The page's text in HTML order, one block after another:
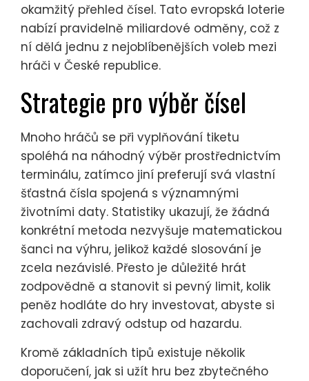
okamžitý přehled čísel. Tato evropská loterie
nabízí pravidelně miliardové odměny, což z
ní dělá jednu z nejoblíbenějších voleb mezi
hráči v České republice.
Strategie pro výběr čísel
Mnoho hráčů se při vyplňování tiketu
spoléhá na náhodný výběr prostřednictvím
terminálu, zatímco jiní preferují svá vlastní
šťastná čísla spojená s významnými
životními daty. Statistiky ukazují, že žádná
konkrétní metoda nezvyšuje matematickou
šanci na výhru, jelikož každé slosování je
zcela nezávislé. Přesto je důležité hrát
zodpovědně a stanovit si pevný limit, kolik
peněz hodláte do hry investovat, abyste si
zachovali zdravý odstup od hazardu.
Kromě základních tipů existuje několik
doporučení, jak si užít hru bez zbytečného